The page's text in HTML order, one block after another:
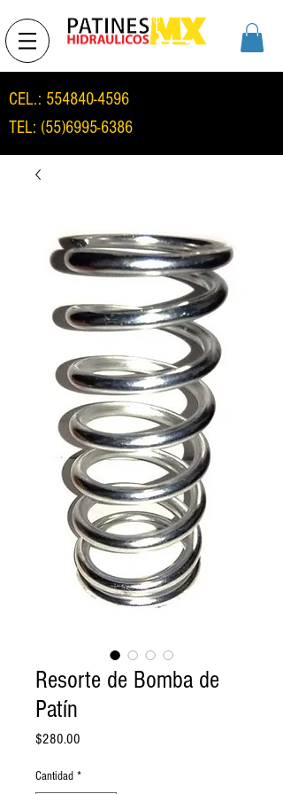
CEL.: 554840-4596
TEL: (55)6995-6386
Resorte de Bomba de
Patín
$280.00
Cantidad *